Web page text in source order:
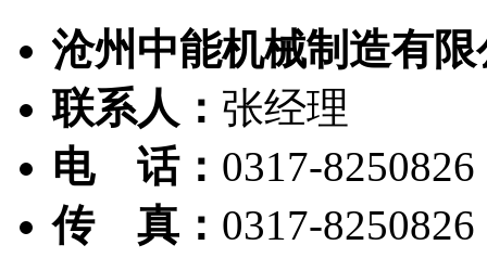
沧州中能机械制造有限
联系人： 张经理
电 话： 0317-8250826
传 真： 0317-8250826